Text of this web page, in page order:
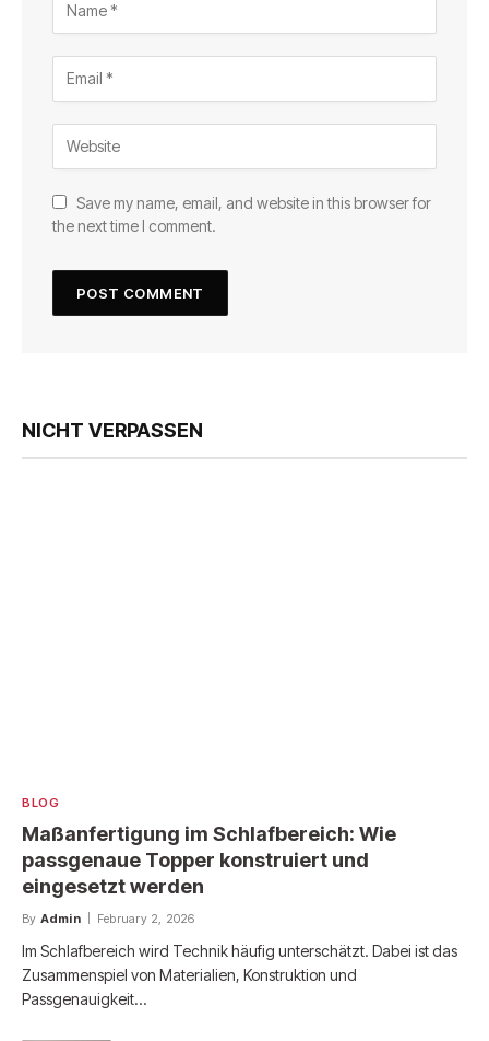
Save my name, email, and website in this browser for
the next time I comment.
NICHT VERPASSEN
BLOG
Maßanfertigung im Schlafbereich: Wie
passgenaue Topper konstruiert und
eingesetzt werden
By Admin February 2, 2026
Im Schlafbereich wird Technik häufig unterschätzt. Dabei ist das
Zusammenspiel von Materialien, Konstruktion und
Passgenauigkeit…